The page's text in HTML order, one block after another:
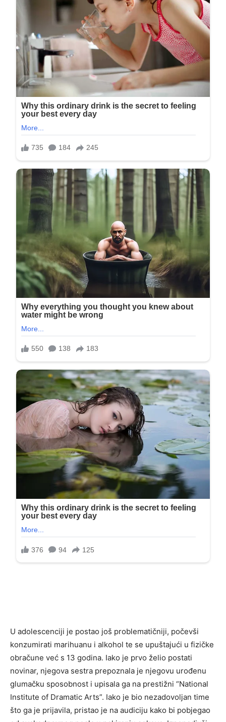
U adolescenciji je postao još problematičniji, počevši
konzumirati marihuanu i alkohol te se upuštajući u fizičke
obračune već s 13 godina. Iako je prvo želio postati
novinar, njegova sestra prepoznala je njegovu urođenu
glumačku sposobnost i upisala ga na prestižni “National
Institute of Dramatic Arts”. Iako je bio nezadovoljan time
što ga je prijavila, pristao je na audiciju kako bi pobjegao